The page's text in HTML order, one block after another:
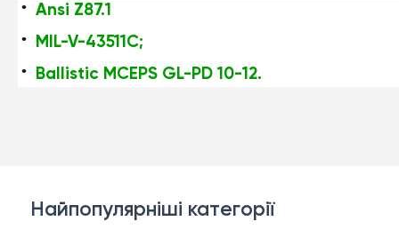
Ansi Z87.1
MIL-V-43511C;
Ballistic MCEPS GL-PD 10-12.
Найпопулярніші категорії